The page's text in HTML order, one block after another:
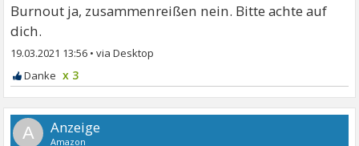
Burnout ja, zusammenreißen nein. Bitte achte auf
dich.
19.03.2021 13:56 •
x 3
A